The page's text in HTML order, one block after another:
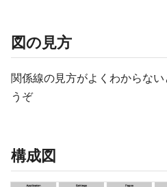
図の見方
関係線の見方がよくわからな
うぞ
構成図